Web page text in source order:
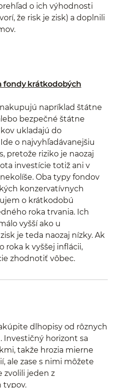
o ich výhodnosti
že risk je zisk) a doplnili
fondy krátkodobých
napríklad štátne
bezpečné štátne
ukladajú do
o najvyhľadávanejšiu
pretože riziko je naozaj
investície totiž ani v
Oba typy fondov
konzervatívnych
o krátkodobú
roka trvania. Ich
vyšší ako u
je teda naozaj nízky. Ak
roka k vyššej inflácii,
zhodnotiť vôbec.
dlhopisy od rôznych
Investičný horizont sa
takže hrozia mierne
ale zase s nimi môžete
zvolili jeden z
typov.